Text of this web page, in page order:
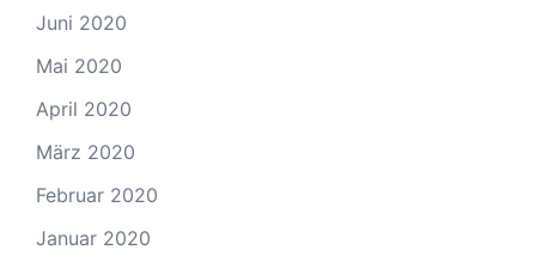
Juni 2020
Mai 2020
April 2020
März 2020
Februar 2020
Januar 2020